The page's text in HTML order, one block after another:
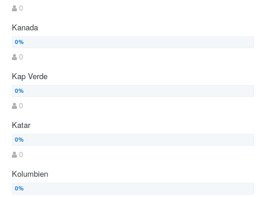
0
Kanada
0
Kap Verde
0
Katar
0
Kolumbien